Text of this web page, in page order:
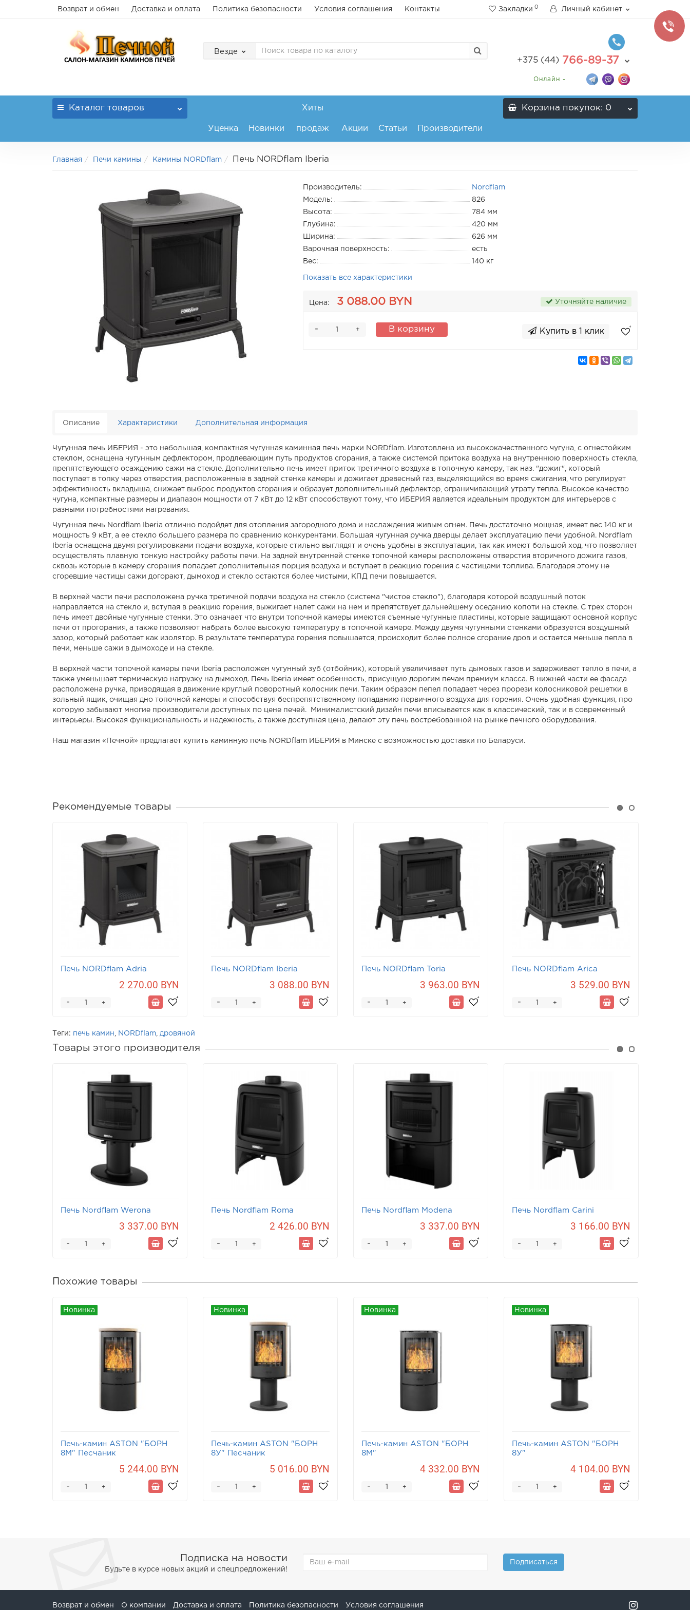
Возврат и обмен Доставка и оплата Политика безопасности Условия соглашения Контакты Закладки 0 Личный кабинет
Везде
+375 (44) 766-89-37
Онлайн -
Каталог товаров
Уценка Новинки
Хиты
продаж Акции Статьи Производители
Корзина покупок: 0
Главная Печи камины Камины NORDflam Печь NORDflam Iberia
Производитель:
Nordflam
Модель:
826
Высота:
784 мм
Глубина:
420 мм
Ширина:
626 мм
Варочная поверхность:
есть
Вес:
140 кг
Показать все характеристики
Цена: 3 088.00 BYN Уточняйте наличие
+
- В корзину Купить в 1 клик
Описание Характеристики Дополнительная информация
Чугунная печь ИБЕРИЯ - это небольшая, компактная чугунная каминная печь марки NORDflam. Изготовлена из высококачественного чугуна, с огнестойким
стеклом, оснащена чугунным дефлектором, продлевающим путь продуктов сгорания, а также системой притока воздуха на внутреннюю поверхность стекла,
препятствующего осаждению сажи на стекле. Дополнительно печь имеет приток третичного воздуха в топочную камеру, так наз. "дожиг", который
поступает в топку через отверстия, расположенные в задней стенке камеры и дожигает древесный газ, выделяющийся во время сжигания, что регулирует
эффективность вкладыша, снижает выброс продуктов сгорания и образует дополнительный дефлектор, ограничивающий утрату тепла. Высокое качество
чугуна, компактные размеры и диапазон мощности от 7 кВт до 12 кВт способствуют тому, что ИБЕРИЯ является идеальным продуктом для интерьеров с
разными потребностями нагревания.
Чугунная печь Nordflam Iberia отлично подойдет для отопления загородного дома и наслаждения живым огнем. Печь достаточно мощная, имеет вес 140 кг и
мощность 9 кВт, а ее стекло большего размера по сравнению конкурентами. Большая чугунная ручка дверцы делает эксплуатацию печи удобной. Nordflam
Iberia оснащена двумя регулировками подачи воздуха, которые стильно выглядят и очень удобны в эксплуатации, так как имеют большой ход, что позволяет
осуществлять плавную тонкую настройку работы печи. На задней внутренней стенке топочной камеры расположены отверстия вторичного дожига газов,
сквозь которые в камеру сгорания попадает дополнительная порция воздуха и вступает в реакцию горения с частицами топлива. Благодаря этому не
сгоревшие частицы сажи догорают, дымоход и стекло остаются более чистыми, КПД печи повышается.
В верхней части печи расположена ручка третичной подачи воздуха на стекло (система "чистое стекло"), благодаря которой воздушный поток
направляется на стекло и, вступая в реакцию горения, выжигает налет сажи на нем и препятствует дальнейшему оседанию копоти на стекле. С трех сторон
печь имеет двойные чугунные стенки. Это означает что внутри топочной камеры имеются съемные чугунные пластины, которые защищают основной корпус
печи от прогорания, а также позволяют набрать более высокую температуру в топочной камере. Между двумя чугунными стенками образуется воздушный
зазор, который работает как изолятор. В результате температура горения повышается, происходит более полное сгорание дров и остается меньше пепла в
печи, меньше сажи в дымоходе и на стекле.
В верхней части топочной камеры печи Iberia расположен чугунный зуб (отбойник), который увеличивает путь дымовых газов и задерживает тепло в печи, а
также уменьшает термическую нагрузку на дымоход. Печь Iberia имеет особенность, присущую дорогим печам премиум класса. В нижней части ее фасада
расположена ручка, приводящая в движение круглый поворотный колосник печи. Таким образом пепел попадает через прорези колосниковой решетки в
зольный ящик, очищая дно топочной камеры и способствуя беспрепятственному попаданию первичного воздуха для горения. Очень удобная функция, про
которую забывают многие производители доступных по цене печей. Минималистский дизайн печи вписывается как в классический, так и в современный
интерьеры. Высокая функциональность и надежность, а также доступная цена, делают эту печь востребованной на рынке печного оборудования.
Наш магазин «Печной» предлагает купить каминную печь NORDflam ИБЕРИЯ в Минске с возможностью доставки по Беларуси.
Рекомендуемые товары
Печь NORDflam Adria
2 270.00 BYN
+
-
Печь NORDflam Iberia
3 088.00 BYN
+
-
Печь NORDflam Toria
3 963.00 BYN
+
-
Печь NORDflam Arica
3 529.00 BYN
+
-
Теги: печь камин NORDflam дровяной
Товары этого производителя
Печь Nordflam Werona
3 337.00 BYN
+
-
Печь Nordflam Roma
2 426.00 BYN
+
-
Печь Nordflam Modena
3 337.00 BYN
+
-
Печь Nordflam Carini
3 166.00 BYN
+
-
Похожие товары
Новинка
Печь-камин ASTON "БОРН
8М" Песчаник
5 244.00 BYN
+
-
Новинка
Печь-камин ASTON "БОРН
8У" Песчаник
5 016.00 BYN
+
-
Новинка
Печь-камин ASTON "БОРН
8М"
4 332.00 BYN
+
-
Новинка
Печь-камин ASTON "БОРН
8У"
4 104.00 BYN
+
-
Подписка на новости
Будьте в курсе новых акций и спецпредложений!
Подписаться
Возврат и обмен О компании Доставка и оплата Политика безопасности Условия соглашения